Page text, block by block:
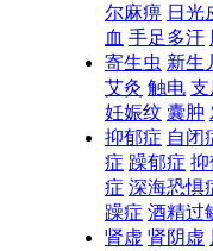
尔麻痹 日光
血 手足多汗
寄生虫 新生
艾灸 触电 支
妊娠纹 囊肿
抑郁症 自闭
症 躁郁症 抑
症 深海恐惧
躁症 酒精过
肾虚 肾阴虚